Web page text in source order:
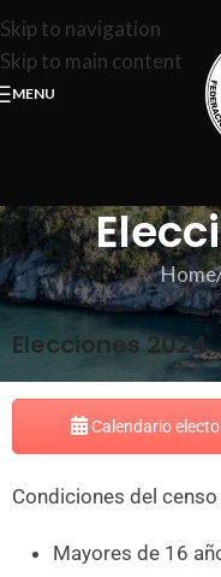
Skip to navigation
Skip to main content
MENU
Home
Elecciones 2024
Calendario
Condiciones del censo
Mayores de 16